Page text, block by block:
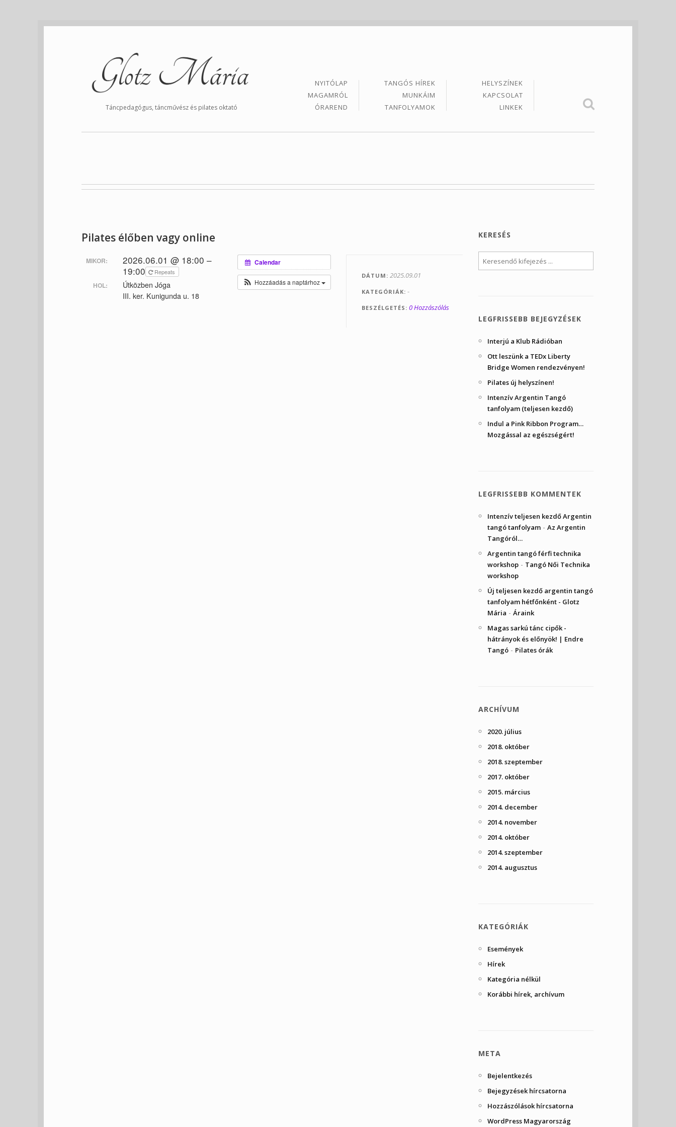
Táncpedagógus, táncművész és pilates oktató
NYITÓLAP
MAGAMRÓL
ÓRAREND
TANGÓS HÍREK
MUNKÁIM
TANFOLYAMOK
HELYSZÍNEK
KAPCSOLAT
LINKEK
Pilates élőben vagy online
DÁTUM 2025.09.01
KATEGÓRIÁK -
BESZÉLGETÉS 0 Hozzászólás
Calendar
Hozzáadás a naptárhoz
MIKOR:
2026.06.01 @ 18:00 –
19:00
Repeats
HOL:
Útközben Jóga
III. ker. Kunigunda u. 18
KERESÉS
LEGFRISSEBB BEJEGYZÉSEK
Interjú a Klub Rádióban
Ott leszünk a TEDx Liberty
Bridge Women rendezvényen!
Pilates új helyszínen!
Intenzív Argentin Tangó
tanfolyam (teljesen kezdő)
Indul a Pink Ribbon Program…
Mozgással az egészségért!
LEGFRISSEBB KOMMENTEK
Intenzív teljesen kezdő Argentin
tangó tanfolyam -Az Argentin
Tangóról…
Argentin tangó férfi technika
workshop - Tangó Női Technika
workshop
Új teljesen kezdő argentin tangó
tanfolyam hétfőnként - Glotz
Mária -Áraink
Magas sarkú tánc cipők -
hátrányok és előnyök! | Endre
Tangó - Pilates órák
ARCHÍVUM
2020. július
2018. október
2018. szeptember
2017. október
2015. március
2014. december
2014. november
2014. október
2014. szeptember
2014. augusztus
KATEGÓRIÁK
Események
Hírek
Kategória nélkül
Korábbi hírek, archívum
META
Bejelentkezés
Bejegyzések hírcsatorna
Hozzászólások hírcsatorna
WordPress Magyarország